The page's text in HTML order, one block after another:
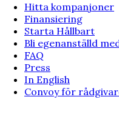
Hitta kompanjoner
Finansiering
Starta Hållbart
Bli egenanställd
FAQ
Press
In English
Convoy för